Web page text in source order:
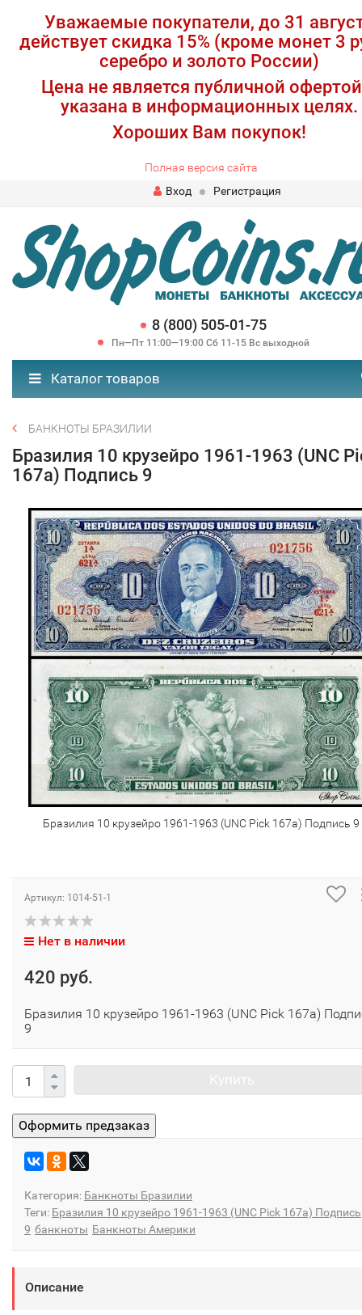
Уважаемые покупатели, до 31
действует скидка 15% (кроме монет 3
серебро и золото России)
Цена не является публичной
указана в информационных целях.
Хороших Вам покупок!
Полная версия сайта
Вход
Регистрация
8 (800) 505-01-75
Пн—Пт 11:00—19:00 Сб 11-15 Вс выходной
Каталог товаров
БАНКНОТЫ БРАЗИЛИИ
Бразилия 10 крузейро 1961-1963 (UNC
167a) Подпись 9
Бразилия 10 крузейро 1961-1963 (UNC Pick 167a) Подпись 9
Артикул: 1014-51-1
Нет в наличии
420 руб.
Бразилия 10 крузейро 1961-1963 (UNC Pick 167a)
9
Категория: Банкноты Бразилии
Теги: Бразилия 10 крузейро 1961-1963 (UNC Pick 167a) Подпись
9 банкноты Банкноты Америки
Описание